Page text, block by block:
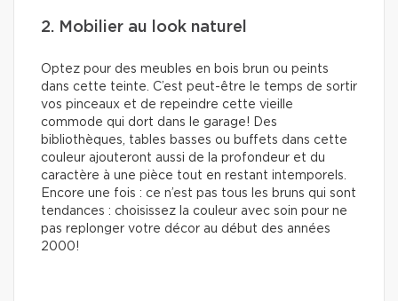
2. Mobilier au look naturel
Optez pour des meubles en bois brun ou peints
dans cette teinte. C’est peut-être le temps de sortir
vos pinceaux et de repeindre cette vieille
commode qui dort dans le garage! Des
bibliothèques, tables basses ou buffets dans cette
couleur ajouteront aussi de la profondeur et du
caractère à une pièce tout en restant intemporels.
Encore une fois : ce n’est pas tous les bruns qui sont
tendances : choisissez la couleur avec soin pour ne
pas replonger votre décor au début des années
2000!